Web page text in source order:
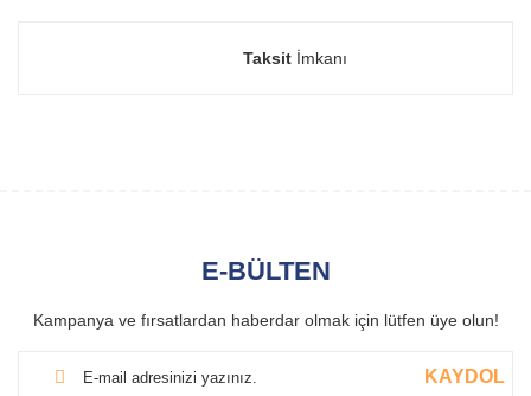
Taksit İmkanı
E-BÜLTEN
Kampanya ve fırsatlardan haberdar olmak için lütfen üye olun!
KAYDOL